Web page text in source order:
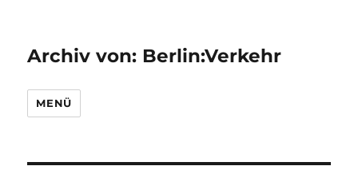
Archiv von: Berlin:Verkehr
MENÜ